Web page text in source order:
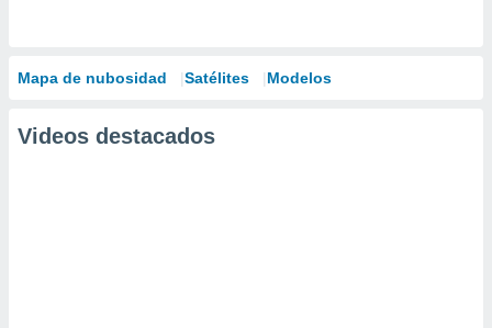
Mapa de nubosidad Satélites Modelos
Videos destacados